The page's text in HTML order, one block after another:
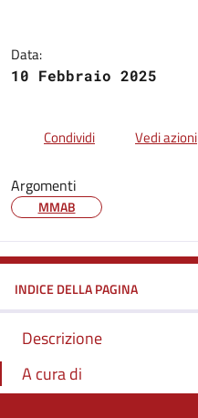
Data:
10 Febbraio 2025
Condividi Vedi azioni
Argomenti
MMAB
INDICE DELLA PAGINA
Descrizione
A cura di